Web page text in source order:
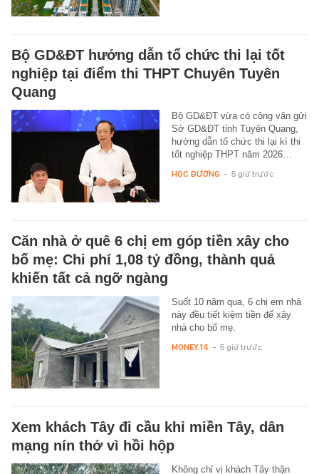
Bộ GD&ĐT hướng dẫn tổ chức thi lại tốt
nghiệp tại điểm thi THPT Chuyên Tuyên
Quang
Bộ GD&ĐT vừa có công văn gửi
Sở GD&ĐT tỉnh Tuyên Quang,
hướng dẫn tổ chức thi lại kì thi
tốt nghiệp THPT năm 2026…
HỌC ĐƯỜNG - 5 giờ trước
Căn nhà ở quê 6 chị em góp tiền xây cho
bố mẹ: Chi phí 1,08 tỷ đồng, thành quả
khiến tất cả ngỡ ngàng
Suốt 10 năm qua, 6 chị em nhà
này đều tiết kiệm tiền để xây
nhà cho bố mẹ.
MONEY.14 - 5 giờ trước
Xem khách Tây đi cầu khỉ miền Tây, dân
mạng nín thở vì hồi hộp
Không chỉ vị khách Tây thận